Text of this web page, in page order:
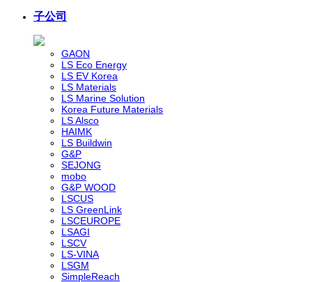
子公司
GAON
LS Eco Energy
LS EV Korea
LS Materials
LS Marine Solution
Korea Future Materials
LS Alsco
HAIMK
LS Buildwin
G&P
SEJONG
mobo
G&P WOOD
LSCUS
LS GreenLink
LSCEUROPE
LSAGI
LSCV
LS-VINA
LSGM
SimpleReach